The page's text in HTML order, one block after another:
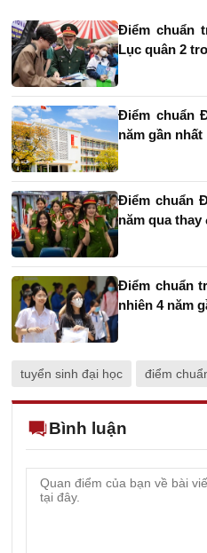
Điểm chuẩn
Lục quân 2
Điểm chuẩn
năm gần nhất
Điểm chuẩn
năm qua thay
Điểm chuẩn
nhiên 4 năm
tuyển sinh đại học điểm
Bình luận